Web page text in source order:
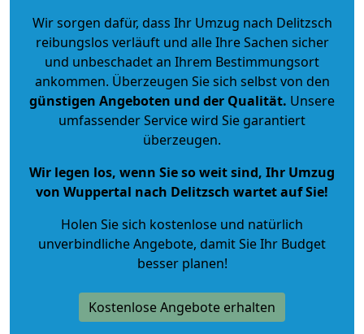
Wir sorgen dafür, dass Ihr Umzug nach Delitzsch
reibungslos verläuft und alle Ihre Sachen sicher
und unbeschadet an Ihrem Bestimmungsort
ankommen. Überzeugen Sie sich selbst von den
günstigen Angeboten und der Qualität. Unsere
umfassender Service wird Sie garantiert
überzeugen.
Wir legen los, wenn Sie so weit sind, Ihr Umzug
von Wuppertal nach Delitzsch wartet auf Sie!
Holen Sie sich kostenlose und natürlich
unverbindliche Angebote, damit Sie Ihr Budget
besser planen!
Kostenlose Angebote erhalten